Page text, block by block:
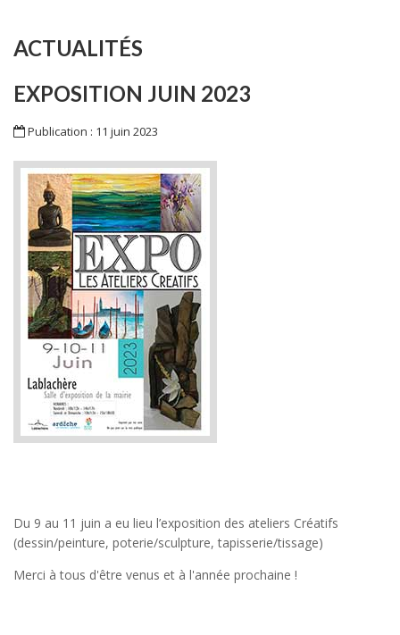
ACTUALITÉS
EXPOSITION JUIN 2023
Publication : 11 juin 2023
Du 9 au 11 juin a eu lieu l’exposition des ateliers Créatifs
(dessin/peinture, poterie/sculpture, tapisserie/tissage)
Merci à tous d'être venus et à l'année prochaine !